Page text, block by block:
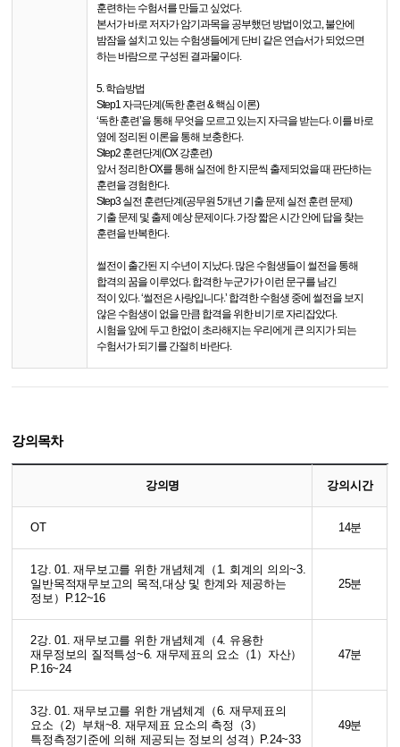
훈련하는 수험서를 만들고 싶었다.
본서가 바로 저자가 암기과목을 공부했던 방법이었고, 불안에
밤잠을 설치고 있는 수험생들에게 단비 같은 연습서가 되었으면
하는 바람으로 구성된 결과물이다.
5. 학습방법
Step1 자극단계(독한 훈련 & 핵심 이론)
‘독한 훈련’을 통해 무엇을 모르고 있는지 자극을 받는다. 이를 바로
옆에 정리된 이론을 통해 보충한다.
Step2 훈련단계(OX 강훈련)
앞서 정리한 OX를 통해 실전에 한 지문씩 출제되었을 때 판단하는
훈련을 경험한다.
Step3 실전 훈련단계(공무원 5개년 기출 문제 실전 훈련 문제)
기출 문제 및 출제 예상 문제이다. 가장 짧은 시간 안에 답을 찾는
훈련을 반복한다.
썰전이 출간된 지 수년이 지났다. 많은 수험생들이 썰전을 통해
합격의 꿈을 이루었다. 합격한 누군가가 이런 문구를 남긴
적이 있다. ‘썰전은 사랑입니다.’ 합격한 수험생 중에 썰전을 보지
않은 수험생이 없을 만큼 합격을 위한 비기로 자리잡았다.
시험을 앞에 두고 한없이 초라해지는 우리에게 큰 의지가 되는
수험서가 되기를 간절히 바란다.
강의목차
강의명 강의시간
OT 14분
1강. 01. 재무보고를 위한 개념체계（1. 회계의 의의~3.
일반목적재무보고의 목적,대상 및 한계와 제공하는
정보）P.12~16
25분
2강. 01. 재무보고를 위한 개념체계（4. 유용한
재무정보의 질적특성~6. 재무제표의 요소（1）자산）
P.16~24
47분
3강. 01. 재무보고를 위한 개념체계（6. 재무제표의
요소（2）부채~8. 재무제표 요소의 측정（3）
특정측정기준에 의해 제공되는 정보의 성격）P.24~33
49분